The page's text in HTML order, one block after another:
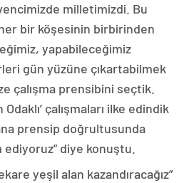
milletimizdi. Bu
bir köşesinin birbirinden
yapabileceğimiz
gün yüzüne çıkartabilmek
çalışma prensibini seçtik.
çalışmaları ilke edindik
prensip doğrultusunda
ediyoruz” diye konuştu.
yeşil alan kazandıracağız”